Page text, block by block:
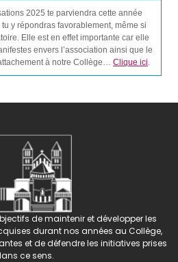
2025 te parviendra cette année
y répondras favorablement, même si
Elle est en effet importante car elle
envers l’association ainsi que le
à notre Collège… Clique ici.
de maintenir et développer les
durant nos années au Collège,
et de défendre les initiatives prises
ce sens.